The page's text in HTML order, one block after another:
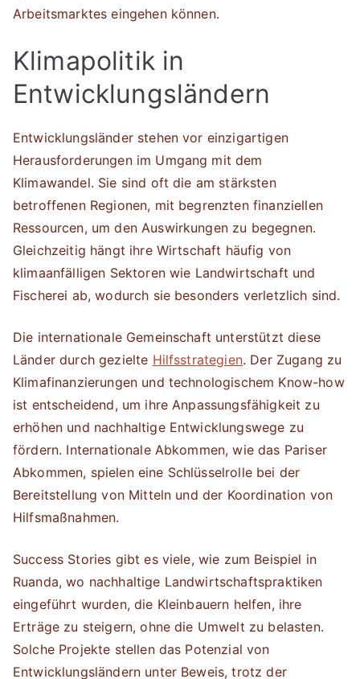
Arbeitsmarktes eingehen können.
Klimapolitik in
Entwicklungsländern
Entwicklungsländer stehen vor einzigartigen
Herausforderungen im Umgang mit dem
Klimawandel. Sie sind oft die am stärksten
betroffenen Regionen, mit begrenzten finanziellen
Ressourcen, um den Auswirkungen zu begegnen.
Gleichzeitig hängt ihre Wirtschaft häufig von
klimaanfälligen Sektoren wie Landwirtschaft und
Fischerei ab, wodurch sie besonders verletzlich sind.
Die internationale Gemeinschaft unterstützt diese
Länder durch gezielte Hilfsstrategien. Der Zugang zu
Klimafinanzierungen und technologischem Know-how
ist entscheidend, um ihre Anpassungsfähigkeit zu
erhöhen und nachhaltige Entwicklungswege zu
fördern. Internationale Abkommen, wie das Pariser
Abkommen, spielen eine Schlüsselrolle bei der
Bereitstellung von Mitteln und der Koordination von
Hilfsmaßnahmen.
Success Stories gibt es viele, wie zum Beispiel in
Ruanda, wo nachhaltige Landwirtschaftspraktiken
eingeführt wurden, die Kleinbauern helfen, ihre
Erträge zu steigern, ohne die Umwelt zu belasten.
Solche Projekte stellen das Potenzial von
Entwicklungsländern unter Beweis, trotz der